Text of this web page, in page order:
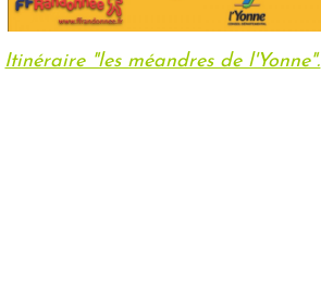
Itinéraire "les méandres de l'Yonne".